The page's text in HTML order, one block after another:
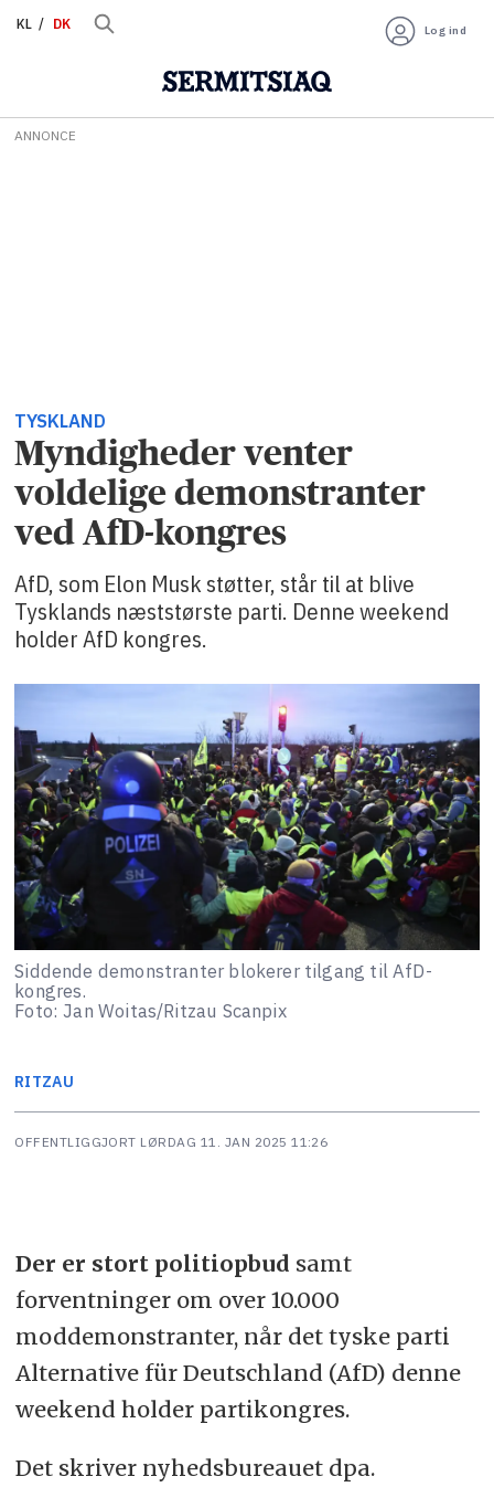
KL DK Log ind
ANNONCE
TYSKLAND
Myndigheder venter
voldelige demonstranter
ved AfD-kongres
AfD, som Elon Musk støtter, står til at blive
Tysklands næststørste parti. Denne weekend
holder AfD kongres.
Siddende demonstranter blokerer tilgang til AfD-
kongres.
Foto: Jan Woitas/Ritzau Scanpix
RITZAU
OFFENTLIGGJORT LØRDAG 11. JAN 2025 11:26
Der er stort politiopbud samt
forventninger om over 10.000
moddemonstranter, når det tyske parti
Alternative für Deutschland (AfD) denne
weekend holder partikongres.
Det skriver nyhedsbureauet dpa.